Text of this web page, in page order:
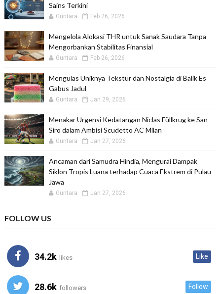
Sains Terkini
Guntara Feb 26, 2026
Mengelola Alokasi THR untuk Sanak Saudara Tanpa
Mengorbankan Stabilitas Finansial
Guntara Feb 26, 2026
Mengulas Uniknya Tekstur dan Nostalgia di Balik Es
Gabus Jadul
Guntara Jan 29, 2026
Menakar Urgensi Kedatangan Niclas Füllkrug ke San
Siro dalam Ambisi Scudetto AC Milan
Guntara Jan 27, 2026
Ancaman dari Samudra Hindia, Mengurai Dampak
Siklon Tropis Luana terhadap Cuaca Ekstrem di Pulau
Jawa
Guntara Jan 27, 2026
FOLLOW US
34.2k likes Like
28.6k followers Follow